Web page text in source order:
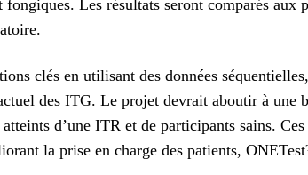
Les résultats seront comparés
clés en utilisant des données
des ITG. Le projet devrait aboutir à une
d’une ITR et de participants sains.
la prise en charge des patients,